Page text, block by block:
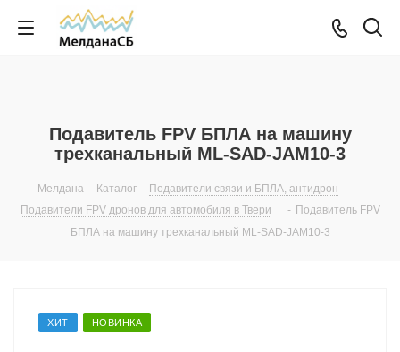
Подавитель FPV БПЛА на машину
трехканальный ML-SAD-JAM10-3
Мелдана - Каталог - Подавители связи и БПЛА, антидрон
-
Подавители FPV дронов для автомобиля в Твери
- Подавитель FPV
БПЛА на машину трехканальный ML-SAD-JAM10-3
ХИТ НОВИНКА